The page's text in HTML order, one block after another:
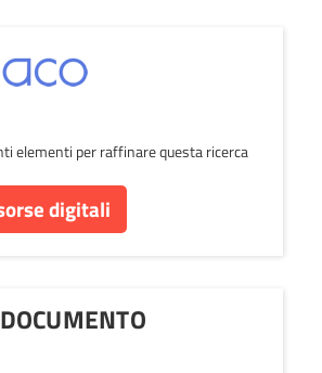
elementi per raffinare questa ricerca
digitali